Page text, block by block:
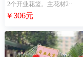
2个开业花篮。主花材2··
￥306元